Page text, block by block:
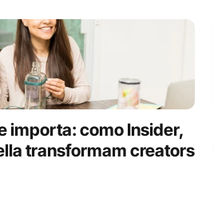
importa: como Insider,
transformam creators